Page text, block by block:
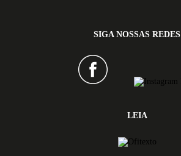
SIGA NOSSAS REDES
LEIA